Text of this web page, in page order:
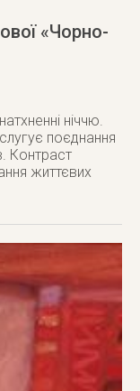
«Чорно-
ніччю.
поєднання
Контраст
життєвих